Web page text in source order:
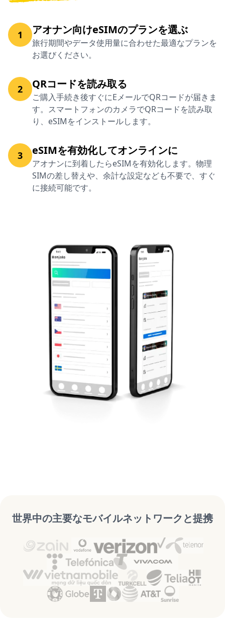
1 アオナン向けeSIMのプランを選ぶ
旅行期間やデータ使用量に合わせた最適なプランを
お選びください。
2 QRコードを読み取る
ご購入手続き後すぐにEメールでQRコードが届きま
す。スマートフォンのカメラでQRコードを読み取
り、eSIMをインストールします。
3 eSIMを有効化してオンラインに
アオナンに到着したらeSIMを有効化します。物理
SIMの差し替えや、余計な設定なども不要で、すぐ
に接続可能です。
世界中の主要なモバイルネットワークと提携